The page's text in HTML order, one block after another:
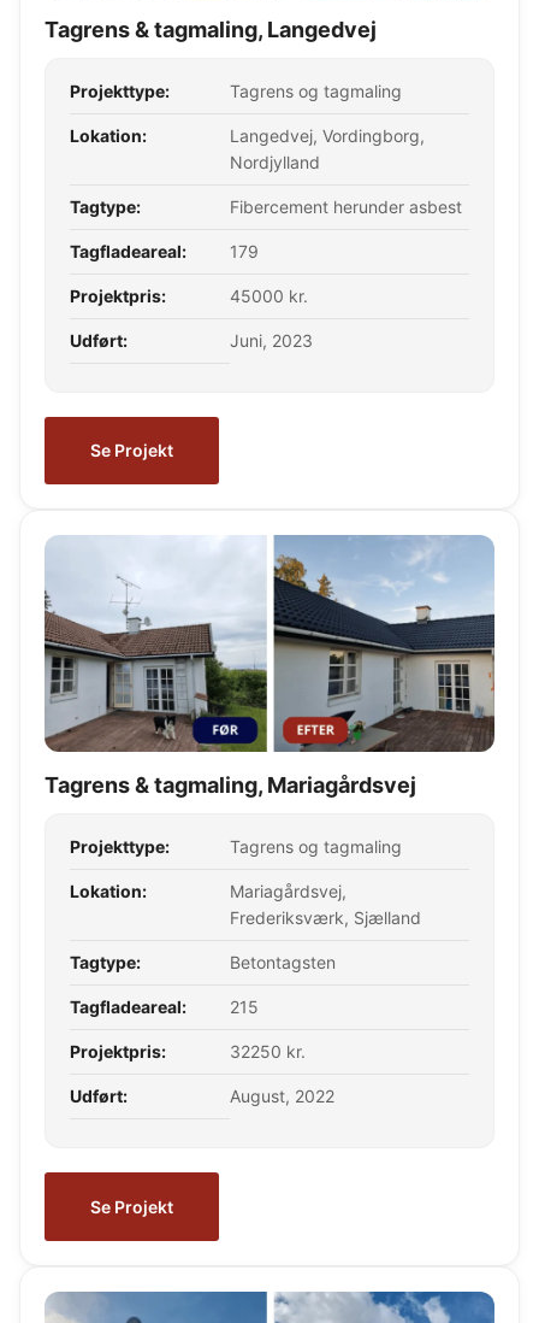
Tagrens & tagmaling, Langedvej
Projekttype: Tagrens og tagmaling
Lokation:
Langedvej, Vordingborg,
Nordjylland
Tagtype: Fibercement herunder asbest
Tagfladeareal: 179
Projektpris: 45000 kr.
Udført: Juni, 2023
Se Projekt
Tagrens & tagmaling, Mariagårdsvej
Projekttype: Tagrens og tagmaling
Lokation:
Mariagårdsvej,
Frederiksværk, Sjælland
Tagtype: Betontagsten
Tagfladeareal: 215
Projektpris: 32250 kr.
Udført: August, 2022
Se Projekt